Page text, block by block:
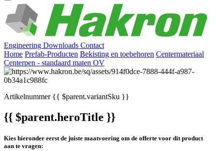
Engineering Downloads Contact
Home Prefab-Producten Bekisting en toebehoren Centermateriaal
Centerpen - standaard maten OV
Artikelnummer{{ $parent.variantSku }}
{{ $parent.heroTitle }}
Kies hieronder eerst de juiste maatvoering om de offerte voor dit product
aan te vragen: